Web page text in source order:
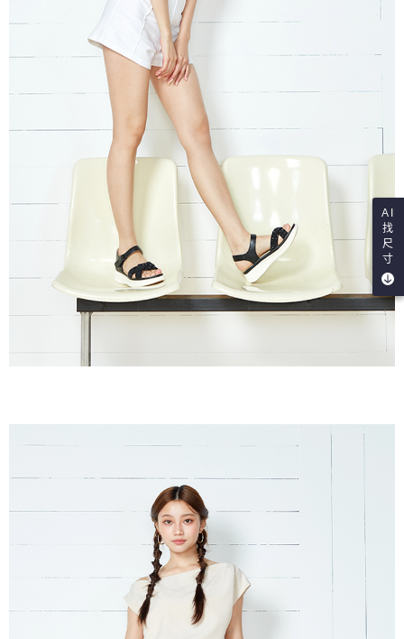
AI
找
尺
寸